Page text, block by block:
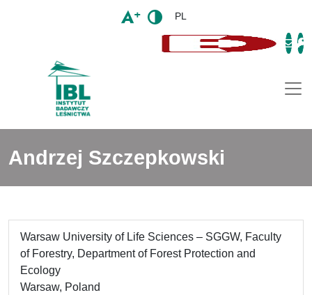
PL
Andrzej Szczepkowski
Warsaw University of Life Sciences – SGGW, Faculty
of Forestry, Department of Forest Protection and
Ecology
Warsaw, Poland